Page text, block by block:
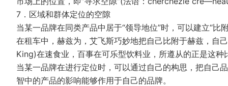
7．区域和群体定位的空隙
当某一品牌在同类产品中居于“领导地位”时，可以建立“
在租车中，赫兹为，艾飞斯巧妙地把自己比附于赫兹，自
King)在速食业，百事在可乐型饮料业，所遵从的正是这种
当某一品牌在进行定位时，可以通过自己的构思，把自己
智中的产品的影响能够作用于自己的品牌。